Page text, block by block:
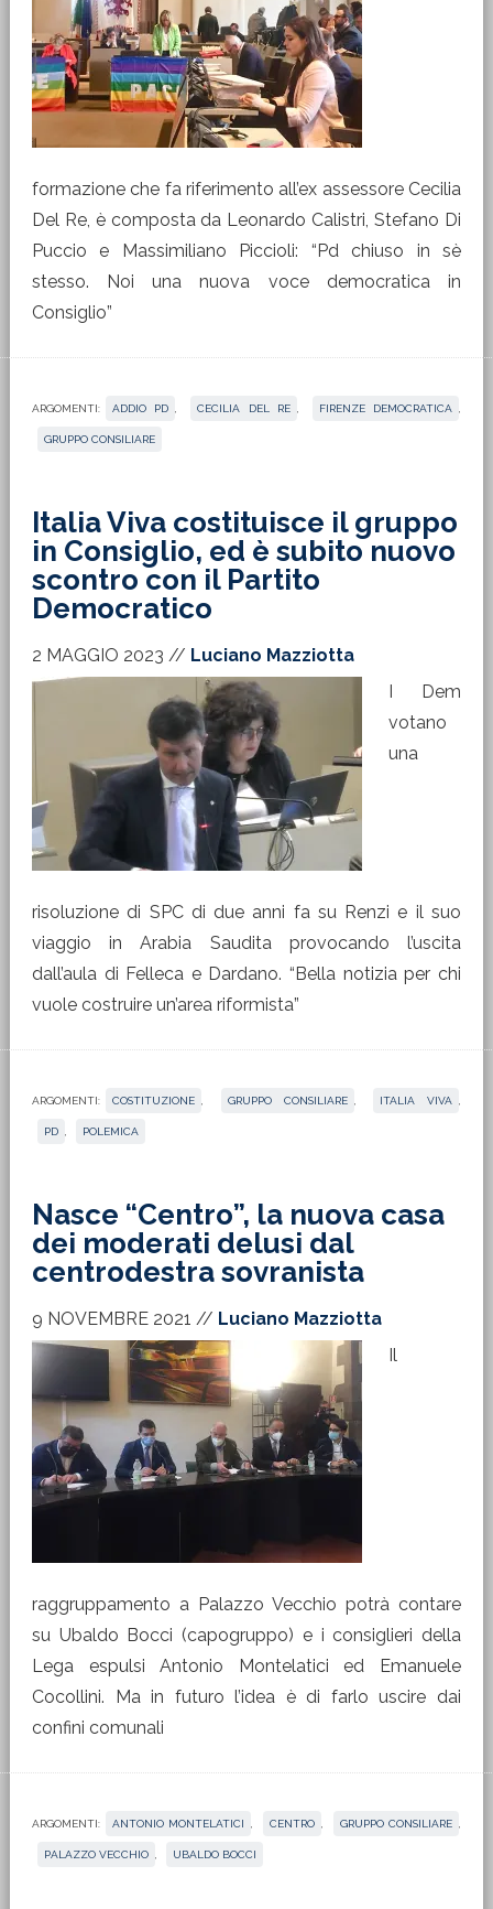
formazione che fa riferimento all’ex assessore Cecilia
Del Re, è composta da Leonardo Calistri, Stefano Di
Puccio e Massimiliano Piccioli: “Pd chiuso in sè
stesso. Noi una nuova voce democratica in
Consiglio”
ARGOMENTI: ADDIO PD CECILIA DEL RE FIRENZE DEMOCRATICA
GRUPPO CONSILIARE
Italia Viva costituisce il gruppo
in Consiglio, ed è subito nuovo
scontro con il Partito
Democratico
2 MAGGIO 2023 // Luciano Mazziotta
I Dem
votano
una
risoluzione di SPC di due anni fa su Renzi e il suo
viaggio in Arabia Saudita provocando l’uscita
dall’aula di Felleca e Dardano. “Bella notizia per chi
vuole costruire un’area riformista”
ARGOMENTI: COSTITUZIONE GRUPPO CONSILIARE ITALIA VIVA
PD POLEMICA
Nasce “Centro”, la nuova casa
dei moderati delusi dal
centrodestra sovranista
9 NOVEMBRE 2021 // Luciano Mazziotta
Il
raggruppamento a Palazzo Vecchio potrà contare
su Ubaldo Bocci (capogruppo) e i consiglieri della
Lega espulsi Antonio Montelatici ed Emanuele
Cocollini. Ma in futuro l’idea è di farlo uscire dai
confini comunali
ARGOMENTI: ANTONIO MONTELATICI CENTRO GRUPPO CONSILIARE
PALAZZO VECCHIO UBALDO BOCCI